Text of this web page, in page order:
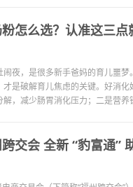
怎么选？认准这三点
夜，是很多新手爸妈的育儿噩
是破解育儿焦虑的关键。好消
，减少肠胃消化压力；二是营
交会 全新 “豹富通”